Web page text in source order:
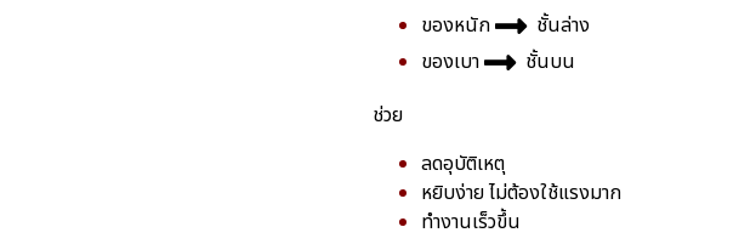
ของหนัก
ชั้นล่าง
ของเบา
ชั้นบน
ช่วย
ลดอุบัติเหตุ
หยิบง่าย ไม่ต้องใช้แรงมาก
ทำงานเร็วขึ้น